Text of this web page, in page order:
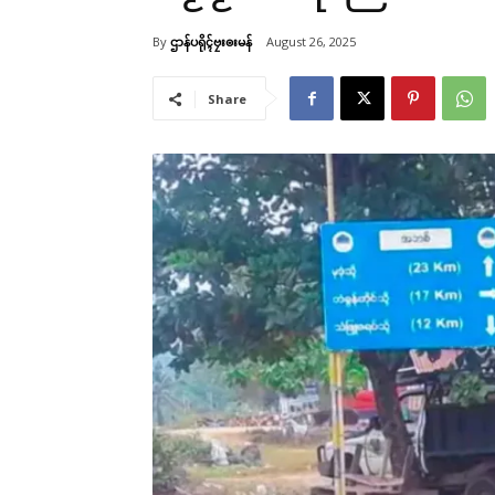
By ဌာန်ပရိုၚ်ဗၠးၜးမန် August 26, 2025
Share